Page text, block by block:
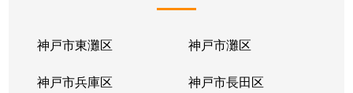
神戸市東灘区 神戸市灘区
神戸市兵庫区 神戸市長田区